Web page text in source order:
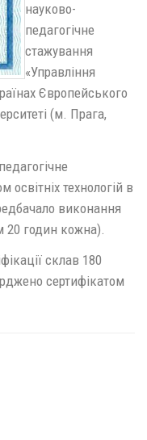
науково-
педагогічне
стажування
«Управління
Європейського
(м. Прага,
технологій в
виконання
20 годин кожна).
склав 180
сертифікатом